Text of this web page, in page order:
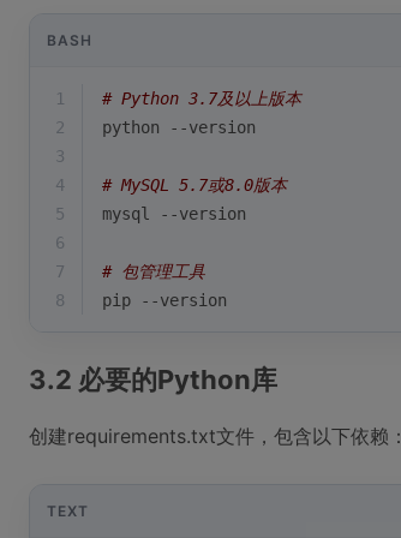
BASH
1
# Python 3.7及以上版本
2
python --version
3
4
# MySQL 5.7或8.0版本
5
mysql --version
6
7
# 包管理工具
8
pip --version
3.2 必要的Python库
创建requirements.txt文件，包含以下依赖：
TEXT